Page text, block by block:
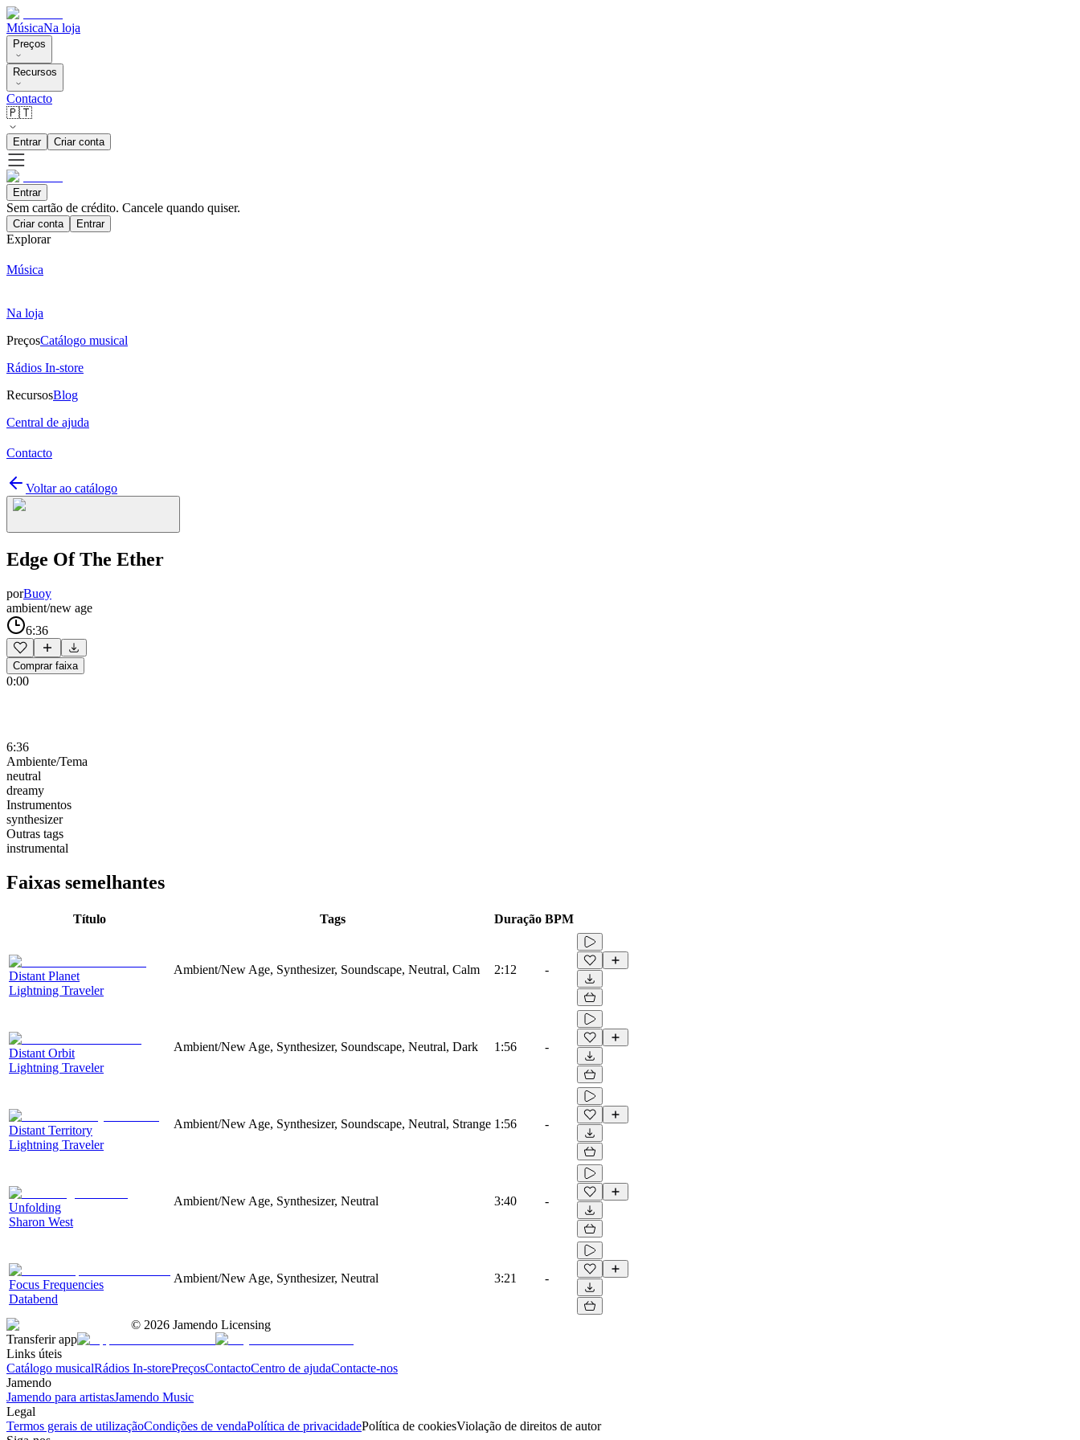
MúsicaNa loja
Preços
Recursos
Contacto
🇵🇹
Entrar Criar conta
Entrar
Sem cartão de crédito. Cancele quando quiser.
Criar conta Entrar
Explorar
Música
Na loja
PreçosCatálogo musical
Rádios In-store
RecursosBlog
Central de ajuda
Contacto
Voltar ao catálogo
Edge Of The Ether
porBuoy
ambient/new age
6:36
Comprar faixa
0:00
6:36
Ambiente/Tema
neutral
dreamy
Instrumentos
synthesizer
Outras tags
instrumental
Faixas semelhantes
Título Tags Duração BPM
Distant Planet
Lightning Traveler
Ambient/New Age, Synthesizer, Soundscape, Neutral, Calm 2:12 -
Distant Orbit
Lightning Traveler
Ambient/New Age, Synthesizer, Soundscape, Neutral, Dark 1:56 -
Distant Territory
Lightning Traveler
Ambient/New Age, Synthesizer, Soundscape, Neutral, Strange 1:56 -
Unfolding
Sharon West
Ambient/New Age, Synthesizer, Neutral 3:40 -
Focus Frequencies
Databend
Ambient/New Age, Synthesizer, Neutral 3:21 -
© 2026 Jamendo Licensing
Transferir app
Links úteis
Catálogo musicalRádios In-storePreçosContactoCentro de ajudaContacte-nos
Jamendo
Jamendo para artistasJamendo Music
Legal
Termos gerais de utilizaçãoCondições de vendaPolítica de privacidadePolítica de cookiesViolação de direitos de autor